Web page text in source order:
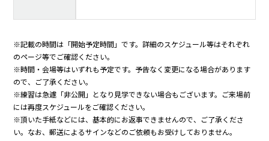
※記載の時間は「開始予定時間」です。詳細のスケジュール等はそれぞれ
のページ等でご確認ください。
※時間・会場等はいずれも予定です。予告なく変更になる場合があります
ので、ご了承ください。
※練習は急遽「非公開」となり見学できない場合もございます。ご来場前
には再度スケジュールをご確認ください。
※頂いた手紙などには、基本的にお返事できませんので、ご了承くださ
い。なお、郵送によるサインなどのご依頼もお受けしておりません。